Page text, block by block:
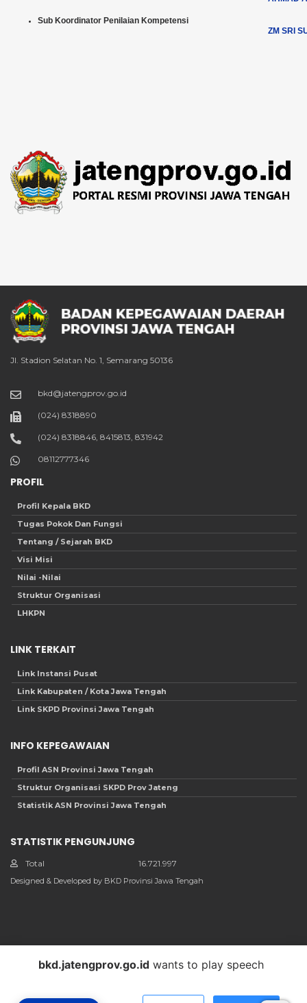
Sub Koordinator Penilaian Kompetensi
ZM SRI
Jl. Stadion Selatan No. 1, Semarang 50136
bkd@jatengprov.go.id
(024) 8318890
(024) 8318846, 8415813, 831942
08112777346
PROFIL
Profil Kepala BKD
Tugas Pokok Dan Fungsi
Tentang / Sejarah BKD
Visi Misi
Nilai -Nilai
Struktur Organisasi
LHKPN
LINK TERKAIT
Link Instansi Pusat
Link Kabupaten / Kota Jawa Tengah
Link SKPD Provinsi Jawa Tengah
INFO KEPEGAWAIAN
Profil ASN Provinsi Jawa Tengah
Struktur Organisasi SKPD Prov Jateng
Statistik ASN Provinsi Jawa Tengah
STATISTIK PENGUNJUNG
Total 16.721.997
Designed & Developed by BKD Provinsi Jawa Tengah
bkd.jatengprov.go.idwants to play speech